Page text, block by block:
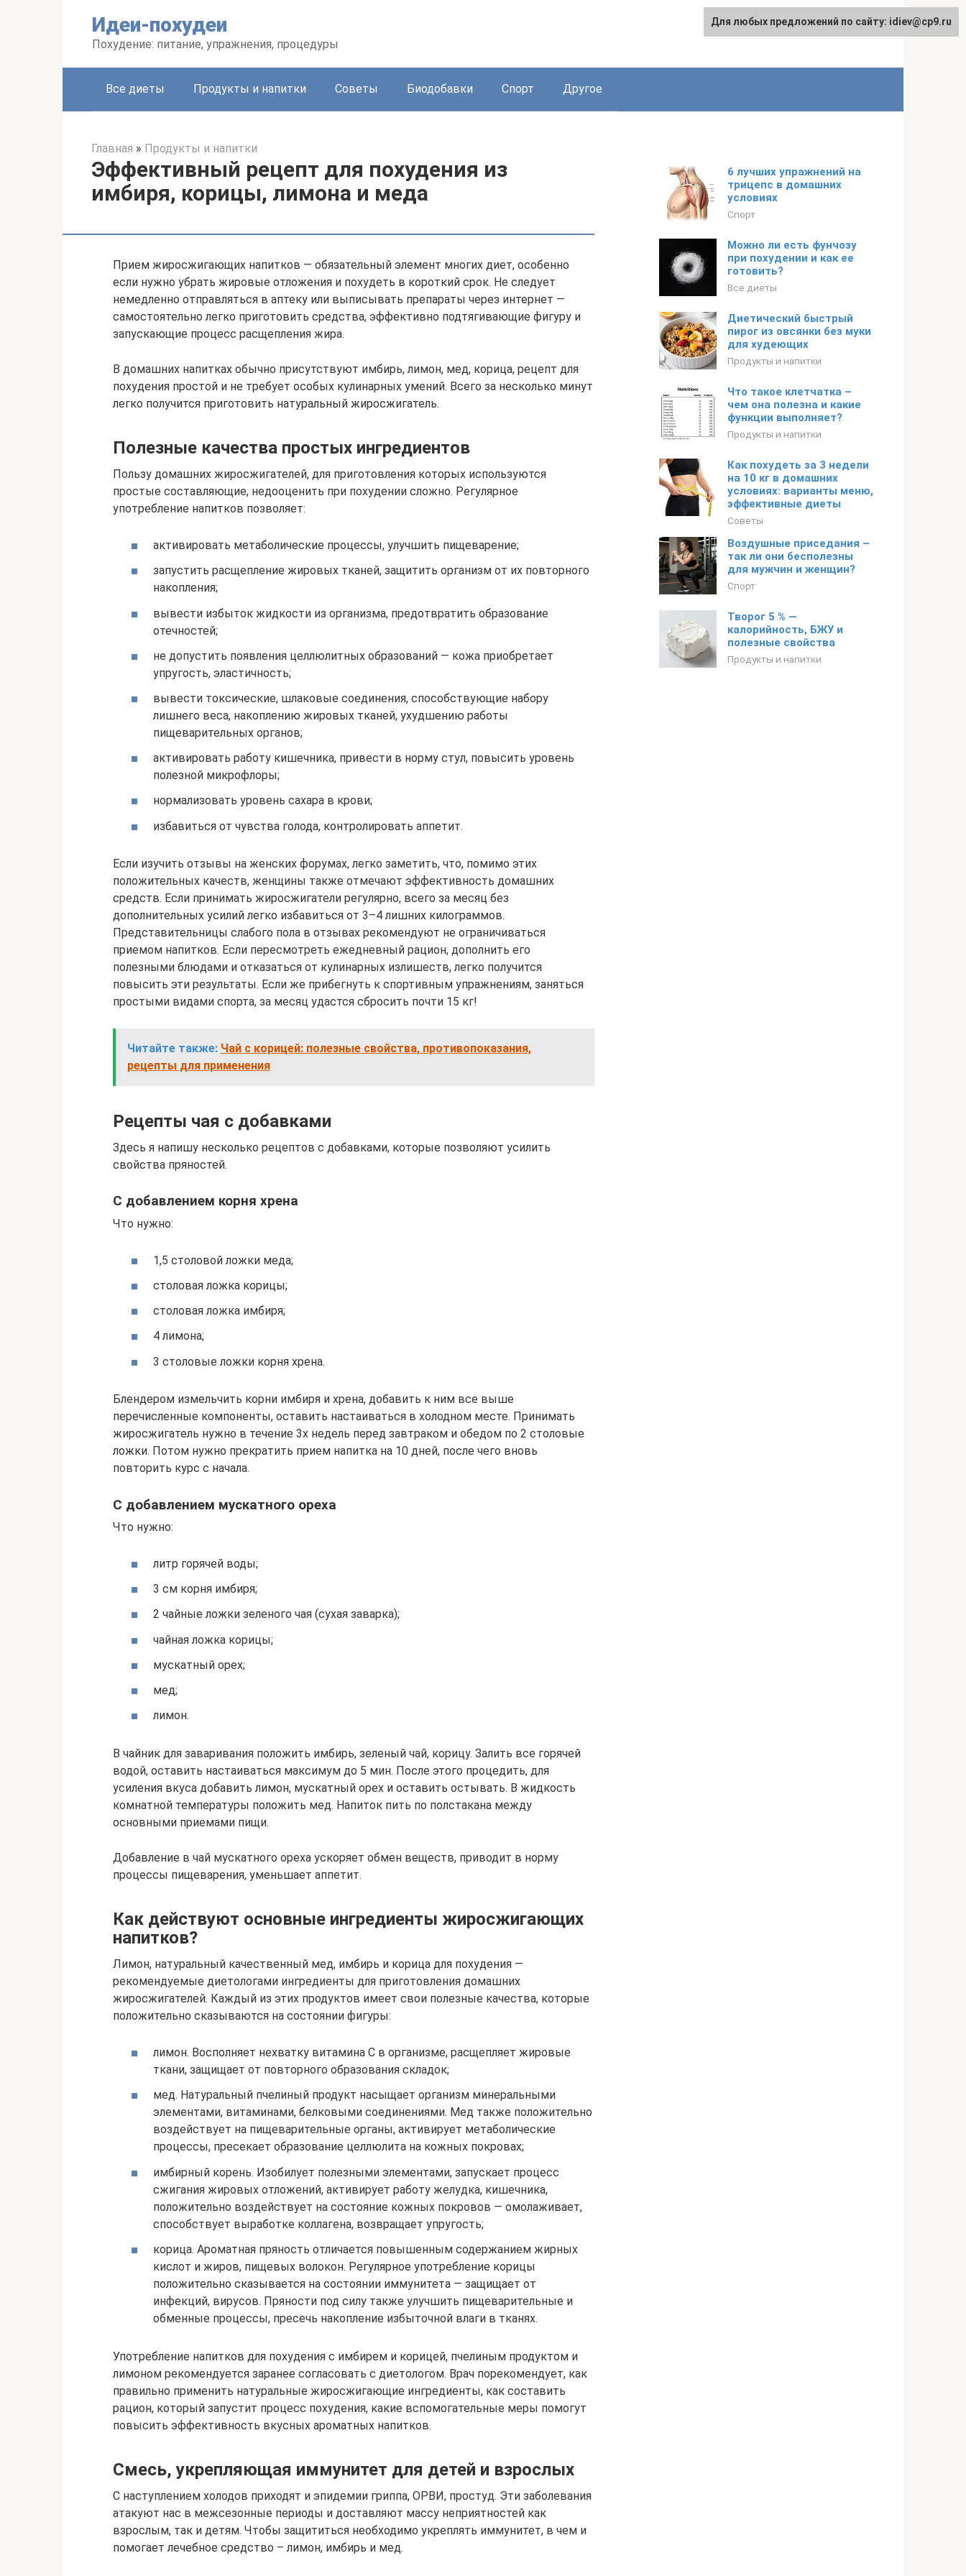
Идеи-похудеи
Похудение: питание, упражнения, процедуры
Все диеты Продукты и напитки Советы Биодобавки Спорт Другое
Главная » Продукты и напитки
Эффективный рецепт для похудения из
имбиря, корицы, лимона и меда
Прием жиросжигающих напитков — обязательный элемент многих диет, особенно
если нужно убрать жировые отложения и похудеть в короткий срок. Не следует
немедленно отправляться в аптеку или выписывать препараты через интернет —
самостоятельно легко приготовить средства, эффективно подтягивающие фигуру и
запускающие процесс расщепления жира.
В домашних напитках обычно присутствуют имбирь, лимон, мед, корица, рецепт для
похудения простой и не требует особых кулинарных умений. Всего за несколько минут
легко получится приготовить натуральный жиросжигатель.
Полезные качества простых ингредиентов
Пользу домашних жиросжигателей, для приготовления которых используются
простые составляющие, недооценить при похудении сложно. Регулярное
употребление напитков позволяет:
активировать метаболические процессы, улучшить пищеварение;
запустить расщепление жировых тканей, защитить организм от их повторного
накопления;
вывести избыток жидкости из организма, предотвратить образование
отечностей;
не допустить появления целлюлитных образований — кожа приобретает
упругость, эластичность;
вывести токсические, шлаковые соединения, способствующие набору
лишнего веса, накоплению жировых тканей, ухудшению работы
пищеварительных органов;
активировать работу кишечника, привести в норму стул, повысить уровень
полезной микрофлоры;
нормализовать уровень сахара в крови;
избавиться от чувства голода, контролировать аппетит.
Если изучить отзывы на женских форумах, легко заметить, что, помимо этих
положительных качеств, женщины также отмечают эффективность домашних
средств. Если принимать жиросжигатели регулярно, всего за месяц без
дополнительных усилий легко избавиться от 3–4 лишних килограммов.
Представительницы слабого пола в отзывах рекомендуют не ограничиваться
приемом напитков. Если пересмотреть ежедневный рацион, дополнить его
полезными блюдами и отказаться от кулинарных излишеств, легко получится
повысить эти результаты. Если же прибегнуть к спортивным упражнениям, заняться
простыми видами спорта, за месяц удастся сбросить почти 15 кг!
Читайте также: Чай с корицей: полезные свойства, противопоказания,
рецепты для применения
Рецепты чая с добавками
Здесь я напишу несколько рецептов с добавками, которые позволяют усилить
свойства пряностей.
C добавлением корня хрена
Что нужно:
1,5 столовой ложки меда;
столовая ложка корицы;
столовая ложка имбиря;
4 лимона;
3 столовые ложки корня хрена.
Блендером измельчить корни имбиря и хрена, добавить к ним все выше
перечисленные компоненты, оставить настаиваться в холодном месте. Принимать
жиросжигатель нужно в течение 3х недель перед завтраком и обедом по 2 столовые
ложки. Потом нужно прекратить прием напитка на 10 дней, после чего вновь
повторить курс с начала.
C добавлением мускатного ореха
Что нужно:
литр горячей воды;
3 см корня имбиря;
2 чайные ложки зеленого чая (сухая заварка);
чайная ложка корицы;
мускатный орех;
мед;
лимон.
В чайник для заваривания положить имбирь, зеленый чай, корицу. Залить все горячей
водой, оставить настаиваться максимум до 5 мин. После этого процедить, для
усиления вкуса добавить лимон, мускатный орех и оставить остывать. В жидкость
комнатной температуры положить мед. Напиток пить по полстакана между
основными приемами пищи.
Добавление в чай мускатного ореха ускоряет обмен веществ, приводит в норму
процессы пищеварения, уменьшает аппетит.
Как действуют основные ингредиенты жиросжигающих
напитков?
Лимон, натуральный качественный мед, имбирь и корица для похудения —
рекомендуемые диетологами ингредиенты для приготовления домашних
жиросжигателей. Каждый из этих продуктов имеет свои полезные качества, которые
положительно сказываются на состоянии фигуры:
лимон. Восполняет нехватку витамина С в организме, расщепляет жировые
ткани, защищает от повторного образования складок;
мед. Натуральный пчелиный продукт насыщает организм минеральными
элементами, витаминами, белковыми соединениями. Мед также положительно
воздействует на пищеварительные органы, активирует метаболические
процессы, пресекает образование целлюлита на кожных покровах;
имбирный корень. Изобилует полезными элементами, запускает процесс
сжигания жировых отложений, активирует работу желудка, кишечника,
положительно воздействует на состояние кожных покровов — омолаживает,
способствует выработке коллагена, возвращает упругость;
корица. Ароматная пряность отличается повышенным содержанием жирных
кислот и жиров, пищевых волокон. Регулярное употребление корицы
положительно сказывается на состоянии иммунитета — защищает от
инфекций, вирусов. Пряности под силу также улучшить пищеварительные и
обменные процессы, пресечь накопление избыточной влаги в тканях.
Употребление напитков для похудения с имбирем и корицей, пчелиным продуктом и
лимоном рекомендуется заранее согласовать с диетологом. Врач порекомендует, как
правильно применить натуральные жиросжигающие ингредиенты, как составить
рацион, который запустит процесс похудения, какие вспомогательные меры помогут
повысить эффективность вкусных ароматных напитков.
Смесь, укрепляющая иммунитет для детей и взрослых
С наступлением холодов приходят и эпидемии гриппа, ОРВИ, простуд. Эти заболевания
атакуют нас в межсезонные периоды и доставляют массу неприятностей как
взрослым, так и детям. Чтобы защититься необходимо укреплять иммунитет, в чем и
помогает лечебное средство – лимон, имбирь и мед.
6 лучших упражнений на
трицепс в домашних
условиях
Спорт
Можно ли есть фунчозу
при похудении и как ее
готовить?
Все диеты
Диетический быстрый
пирог из овсянки без муки
для худеющих
Продукты и напитки
Что такое клетчатка –
чем она полезна и какие
функции выполняет?
Продукты и напитки
Как похудеть за 3 недели
на 10 кг в домашних
условиях: варианты меню,
эффективные диеты
Советы
Воздушные приседания –
так ли они бесполезны
для мужчин и женщин?
Спорт
Творог 5 % —
калорийность, БЖУ и
полезные свойства
Продукты и напитки
Для любых предложений по сайту: idiev@cp9.ru